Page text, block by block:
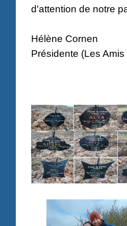
d'attention de notre
Hélène Cornen
Présidente (Les